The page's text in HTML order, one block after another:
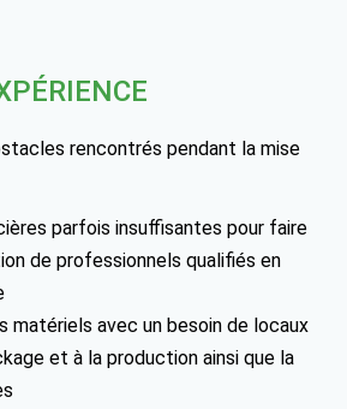
rencontrés pendant la mise
parfois insuffisantes pour faire
de professionnels qualifiés en
matériels avec un besoin de locaux
et à la production ainsi que la